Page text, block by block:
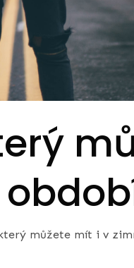
můžete mít i v